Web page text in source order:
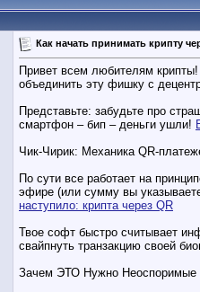
Как начать принимать крипту
Привет всем любителям
объединить эту фишку с
Представьте: забудьте про
смартфон – бип – деньги ушли!
Чик-Чирик: Механика QR-
По сути все работает на
эфире (или сумму вы
наступило: крипта через QR
Твое софт быстро считывает
свайпнуть транзакцию своей
Зачем ЭТО Нужно Неоспоримые